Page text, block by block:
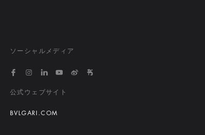
ソーシャルメディア
https://www.facebook.com/
https://www.instagram.com/bvlgarihotels/
https://www.linkedin.com/company/
https://www.youtube.com/
http://weibo.com/bulgarihotels
公式ウェブサイト
BVLGARI.COM